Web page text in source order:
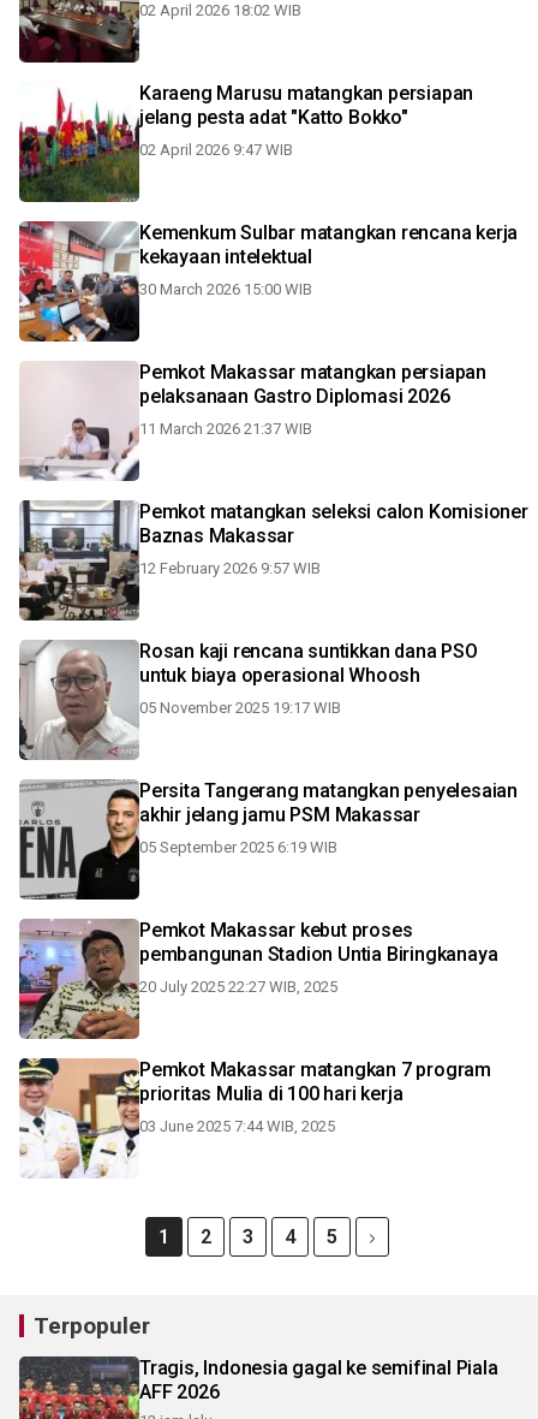
02 April 2026 18:02 WIB
Karaeng Marusu matangkan persiapan
jelang pesta adat "Katto Bokko"
02 April 2026 9:47 WIB
Kemenkum Sulbar matangkan rencana kerja
kekayaan intelektual
30 March 2026 15:00 WIB
Pemkot Makassar matangkan persiapan
pelaksanaan Gastro Diplomasi 2026
11 March 2026 21:37 WIB
Pemkot matangkan seleksi calon Komisioner
Baznas Makassar
12 February 2026 9:57 WIB
Rosan kaji rencana suntikkan dana PSO
untuk biaya operasional Whoosh
05 November 2025 19:17 WIB
Persita Tangerang matangkan penyelesaian
akhir jelang jamu PSM Makassar
05 September 2025 6:19 WIB
Pemkot Makassar kebut proses
pembangunan Stadion Untia Biringkanaya
20 July 2025 22:27 WIB, 2025
Pemkot Makassar matangkan 7 program
prioritas Mulia di 100 hari kerja
03 June 2025 7:44 WIB, 2025
1 2 3 4 5
Terpopuler
Tragis, Indonesia gagal ke semifinal Piala
AFF 2026